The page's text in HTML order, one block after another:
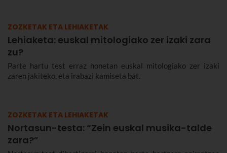
ZOZKETAK ETA LEHIAKETAK
Lehiaketa: euskal mitologiako zer izaki zara
zu?
Parte hartu test erraz honetan euskal mitologiako zer izaki
zaren jakiteko, eta irabazi kamiseta bat.
ZOZKETAK ETA LEHIAKETAK
Nortasun-testa: “Zein euskal musika-talde
zara?”